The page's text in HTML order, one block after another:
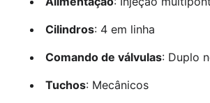
Cilindros: 4 em linha
Comando de válvulas: Duplo
Tuchos: Mecânicos